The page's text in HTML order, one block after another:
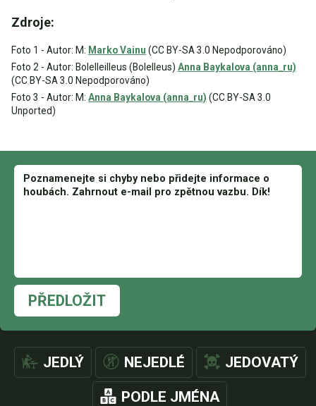
Zdroje:
Foto 1 - Autor: M: Marko Vainu (CC BY-SA 3.0 Nepodporováno)
Foto 2 - Autor: Bolelleilleus (Bolelleus) Anna Baykalova (anna_ru)
(CC BY-SA 3.0 Nepodporováno)
Foto 3 - Autor: M: Anna Baykalova (anna_ru) (CC BY-SA 3.0
Unported)
PŘEDLOŽIT
JEDLÝ NEJEDLÉ JEDOVATÝ
PODLE JMÉNA